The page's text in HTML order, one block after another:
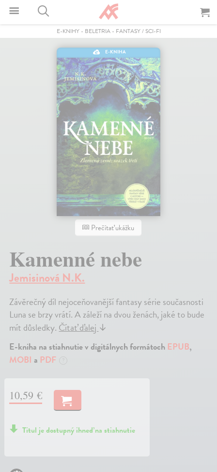
E-KNIHY- BELETRIA- FANTASY / SCI-FI
E-KNIHA
Prečítať ukážku
Kamenné nebe
Jemisinová N.K.
Závěrečný díl nejoceňovanější fantasy série současnosti
Luna se brzy vrátí. A záleží na dvou ženách, jaké to bude
mít důsledky.Čítať ďalej↓
E-kniha na stiahnutie v digitálnych formátoch EPUB,
MOBI a PDF ?
10,59 €
Titul je dostupný ihneď na stiahnutie